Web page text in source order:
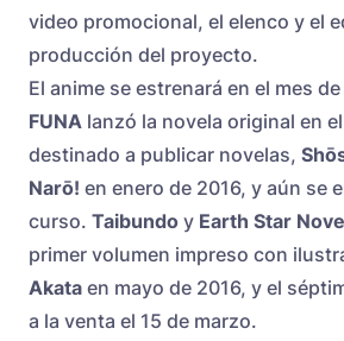
video promocional, el elenco y el
producción del proyecto.
El anime se estrenará en el mes
FUNA lanzó la novela original en
destinado a publicar novelas,
Narō! en enero de 2016, y aún se
curso. Taibundo y Earth Star
primer volumen impreso con
Akata en mayo de 2016, y el
a la venta el 15 de marzo.